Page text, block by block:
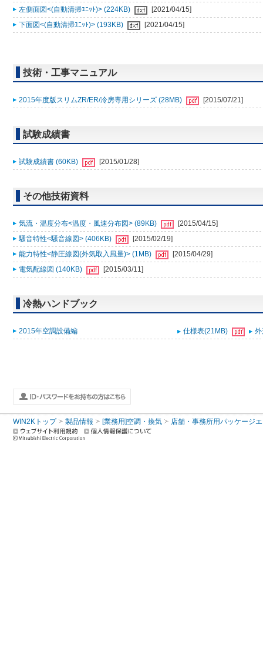
左側面図<(自動清掃ﾕﾆｯﾄ)> (224KB)
[2021/04/15]
下面図<(自動清掃ﾕﾆｯﾄ)> (193KB)
[2021/04/15]
技術・工事マニュアル
2015年度版スリムZR/ER/冷房専用シリーズ (28MB) [2015/07/21]
試験成績書
試験成績書 (60KB) [2015/01/28]
その他技術資料
気流・温度分布<温度・風速分布図> (89KB)
[2015/04/15]
騒音特性<騒音線図> (406KB)
[2015/02/19]
能力特性<静圧線図(外気取入風量)> (1MB)
[2015/04/29]
電気配線図 (140KB)
[2015/03/11]
冷熱ハンドブック
2015年空調設備編 仕様表(21MB)
WIN2Kトップ 製品情報 [業務用]空調・換気 店舗・事務所用パッケージ